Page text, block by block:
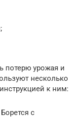
потерю урожая и
несколько
к ним:
с